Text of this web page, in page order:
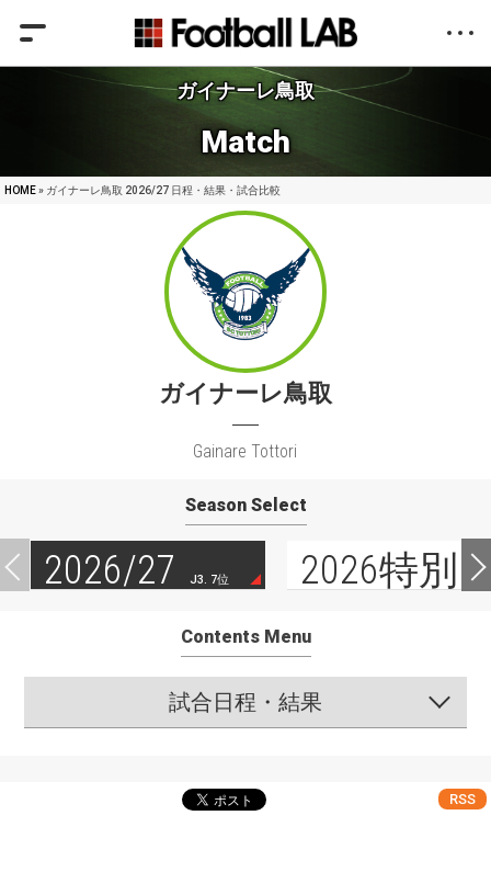
ガイナーレ鳥取
Match
HOME» ガイナーレ鳥取 2026/27 日程・結果・試合比較
ガイナーレ鳥取
Gainare Tottori
Season Select
2026/27 J3. 7位 2026特別
Contents Menu
試合日程・結果
RSS